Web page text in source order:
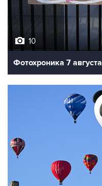
10
Фотохроника 7 августа